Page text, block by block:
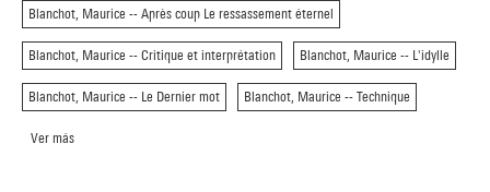
Blanchot, Maurice -- Après coup Le ressassement éternel
Blanchot, Maurice -- Critique et interprétation Blanchot, Maurice -- L'idylle
Blanchot, Maurice -- Le Dernier mot Blanchot, Maurice -- Technique
Ver más